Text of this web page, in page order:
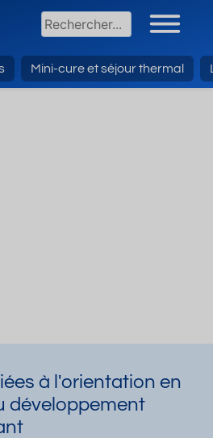
Mini-cure et séjour thermal
à l'orientation en
développement